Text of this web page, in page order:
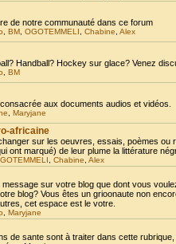
de notre communauté dans ce forum
BM OGOTEMMELI Chabine Alex
Handball? Hockey sur glace? Venez
BM
aux documents audios et vidéos.
Maryjane
africaine
sur les oeuvres, essais, poèmes
ont marqué) de leur plume la littérature
Chabine Alex
sur votre blog que dont vous
blog? Vous êtes un grioonaute non
cet espace est le votre.
Maryjane
de sante sont à traiter dans cette